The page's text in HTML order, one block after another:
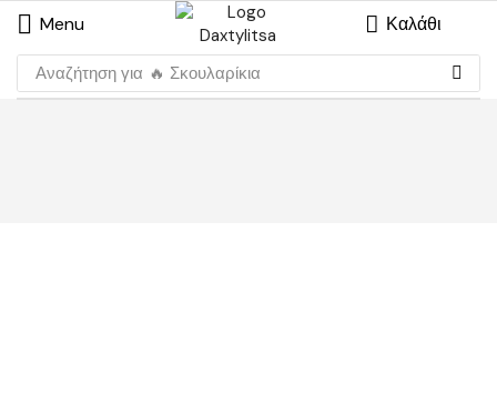
Menu Καλάθι
Αναζήτηση για 🔥 Σκουλαρίκια